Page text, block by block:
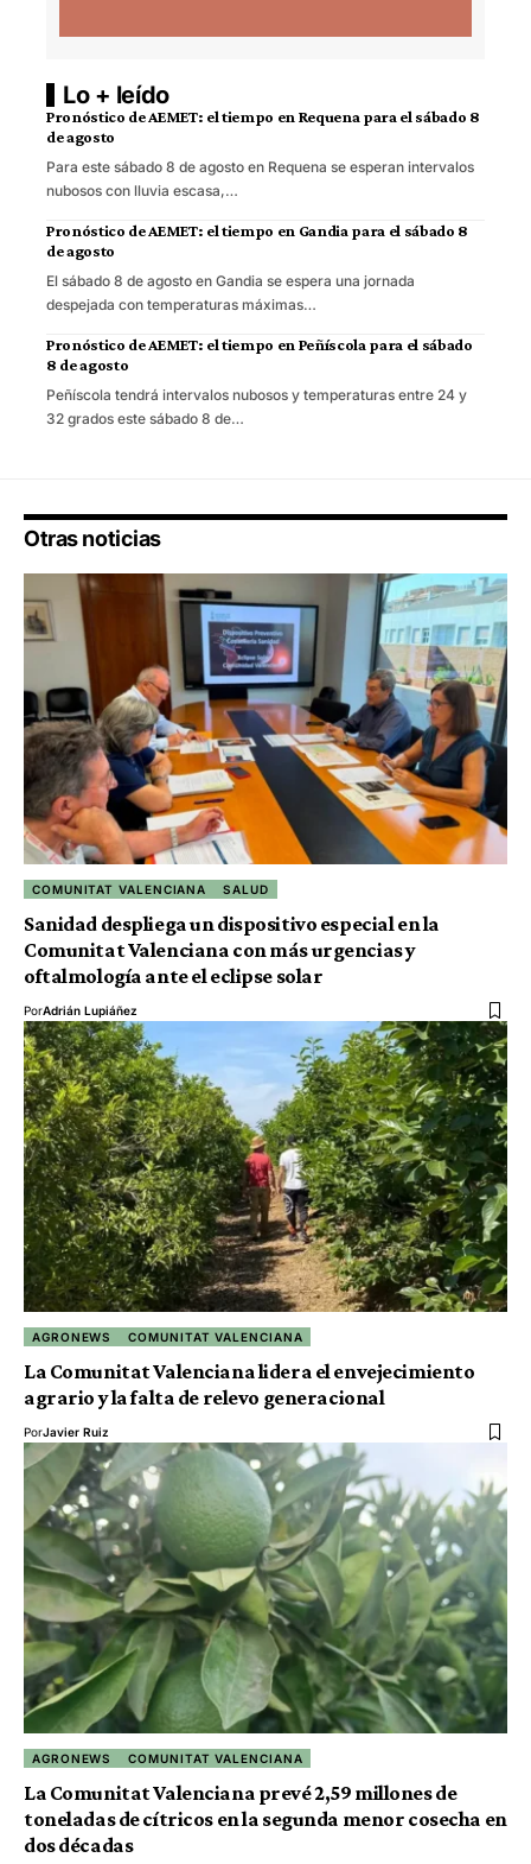
Lo + leído
Pronóstico de AEMET: el tiempo en Requena para el sábado 8
de agosto
Para este sábado 8 de agosto en Requena se esperan intervalos
nubosos con lluvia escasa,…
Pronóstico de AEMET: el tiempo en Gandia para el sábado 8
de agosto
El sábado 8 de agosto en Gandia se espera una jornada
despejada con temperaturas máximas…
Pronóstico de AEMET: el tiempo en Peñíscola para el sábado
8 de agosto
Peñíscola tendrá intervalos nubosos y temperaturas entre 24 y
32 grados este sábado 8 de…
Otras noticias
COMUNITAT VALENCIANA SALUD
Sanidad despliega un dispositivo especial en la
Comunitat Valenciana con más urgencias y
oftalmología ante el eclipse solar
PorAdrián Lupiáñez
AGRONEWS COMUNITAT VALENCIANA
La Comunitat Valenciana lidera el envejecimiento
agrario y la falta de relevo generacional
PorJavier Ruiz
AGRONEWS COMUNITAT VALENCIANA
La Comunitat Valenciana prevé 2,59 millones de
toneladas de cítricos en la segunda menor cosecha en
dos décadas